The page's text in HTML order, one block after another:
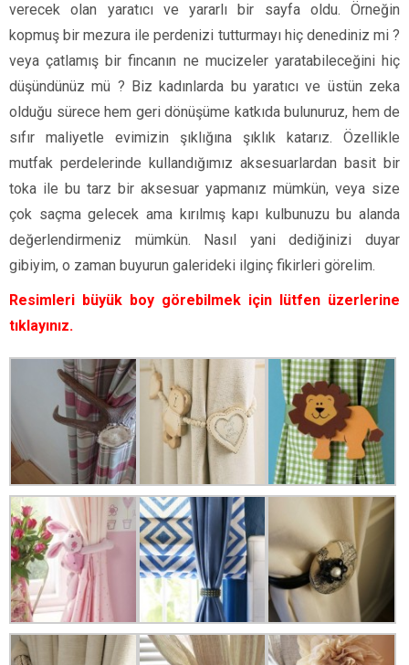
verecek olan yaratıcı ve yararlı bir sayfa oldu. Örneğin
kopmuş bir mezura ile perdenizi tutturmayı hiç denediniz mi ?
veya çatlamış bir fincanın ne mucizeler yaratabileceğini hiç
düşündünüz mü ? Biz kadınlarda bu yaratıcı ve üstün zeka
olduğu sürece hem geri dönüşüme katkıda bulunuruz, hem de
sıfır maliyetle evimizin şıklığına şıklık katarız. Özellikle
mutfak perdelerinde kullandığımız aksesuarlardan basit bir
toka ile bu tarz bir aksesuar yapmanız mümkün, veya size
çok saçma gelecek ama kırılmış kapı kulbunuzu bu alanda
değerlendirmeniz mümkün. Nasıl yani dediğinizi duyar
gibiyim, o zaman buyurun galerideki ilginç fikirleri görelim.
Resimleri büyük boy görebilmek için lütfen üzerlerine
tıklayınız.